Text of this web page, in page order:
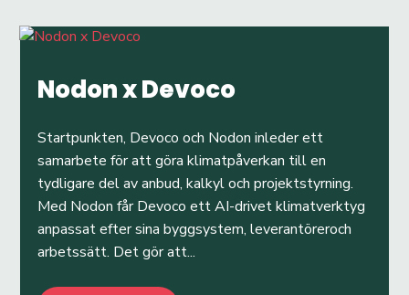
Nodon x Devoco
Startpunkten, Devoco och Nodon inleder ett
samarbete för att göra klimatpåverkan till en
tydligare del av anbud, kalkyl och projektstyrning.
Med Nodon får Devoco ett AI-drivet klimatverktyg
anpassat efter sina byggsystem, leverantöreroch
arbetssätt. Det gör att...